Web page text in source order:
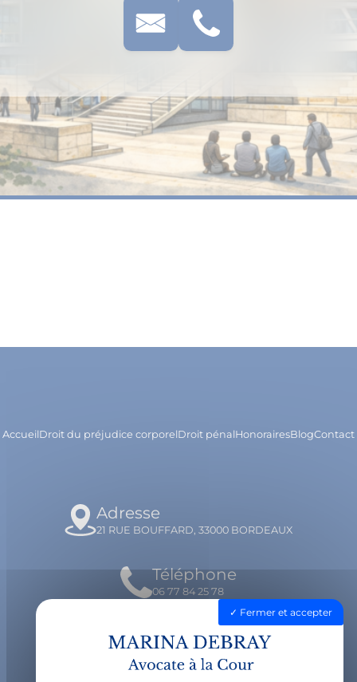
AccueilDroit du préjudice corporelDroit pénalHonorairesBlogContact
Adresse
21 RUE BOUFFARD, 33000 BORDEAUX
Téléphone
06 77 84 25 78
Email
contact@avocatdebray.fr
Fermer et accepter